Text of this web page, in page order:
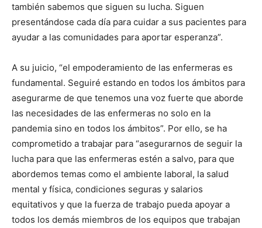
también sabemos que siguen su lucha. Siguen
presentándose cada día para cuidar a sus pacientes para
ayudar a las comunidades para aportar esperanza”.
A su juicio, “el empoderamiento de las enfermeras es
fundamental. Seguiré estando en todos los ámbitos para
asegurarme de que tenemos una voz fuerte que aborde
las necesidades de las enfermeras no solo en la
pandemia sino en todos los ámbitos”. Por ello, se ha
comprometido a trabajar para “asegurarnos de seguir la
lucha para que las enfermeras estén a salvo, para que
abordemos temas como el ambiente laboral, la salud
mental y física, condiciones seguras y salarios
equitativos y que la fuerza de trabajo pueda apoyar a
todos los demás miembros de los equipos que trabajan